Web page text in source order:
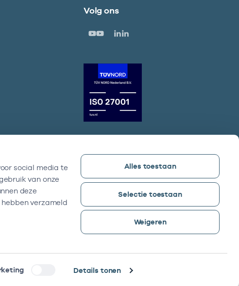
social media te
van onze
deze
verzameld
Details tonen
Alles toestaan
Selectie toestaan
Weigeren
Volg ons
Vektis bezoekadres
Sparrenheuvel 18, Gebouw B,
3708 JE Zeist